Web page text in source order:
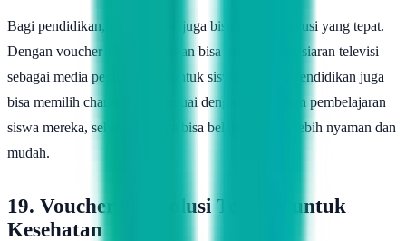
Bagi pendidikan, voucher TV juga bisa menjadi solusi yang tepat.
Dengan voucher TV, pendidikan bisa menawarkan siaran televisi
sebagai media pembelajaran untuk siswa mereka. Pendidikan juga
bisa memilih channel yang sesuai dengan kebutuhan pembelajaran
siswa mereka, sehingga siswa bisa belajar dengan lebih nyaman dan
mudah.
19. Voucher TV, Solusi Terbaik untuk
Kesehatan